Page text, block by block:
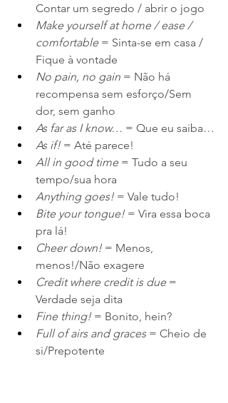
Contar um segredo / abrir o jogo
Make yourself at home / ease /
comfortable = Sinta-se em casa /
Fique à vontade
No pain, no gain = Não há
recompensa sem esforço/Sem
dor, sem ganho
As far as I know… = Que eu saiba…
As if! = Até parece!
All in good time = Tudo a seu
tempo/sua hora
Anything goes! = Vale tudo!
Bite your tongue! = Vira essa boca
pra lá!
Cheer down! = Menos,
menos!/Não exagere
Credit where credit is due =
Verdade seja dita
Fine thing! = Bonito, hein?
Full of airs and graces = Cheio de
si/Prepotente